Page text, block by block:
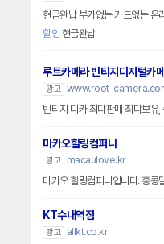
현금완납 부가없는 카드없는 온
할인 현금완납
루트카메라 빈티지디지털카
광고 www.root-
빈티지 디카 최댜판매 최댜보유
마카오힐링컴퍼니
광고
macaulove.kr
마카오 힐링컴퍼니입니다. 홍콩
KT수내역점
광고 allkt.co.kr